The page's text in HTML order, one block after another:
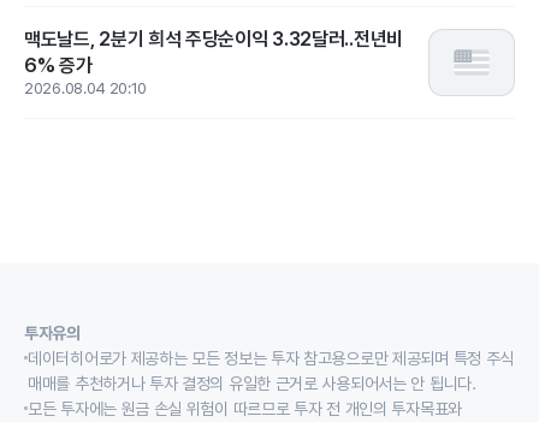
맥도날드, 2분기 희석 주당순이익 3.32달러..전년비
6% 증가
2026.08.04 20:10
투자유의
데이터히어로가 제공하는 모든 정보는 투자 참고용으로만 제공되며 특정 주식
매매를 추천하거나 투자 결정의 유일한 근거로 사용되어서는 안 됩니다.
모든 투자에는 원금 손실 위험이 따르므로 투자 전 개인의 투자목표와